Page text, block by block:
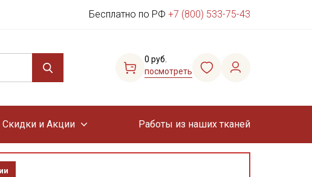
Бесплатно по РФ +7 (800) 533-75-43
0 руб.
посмотреть
Скидки и Акции Работы из наших тканей